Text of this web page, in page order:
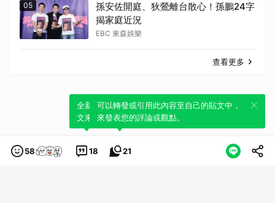
05
孫安佐開庭、狄鶯離台散心！孫鵬24字
揭家庭近況
EBC 東森娛樂
查看更多
58 18
全新體驗！一鍵引用此內容，透過發布貼
文來輕鬆表達個人立場。
21
可以轉發或引用此內容至自己的貼文中，
來發表您的評論或觀點。